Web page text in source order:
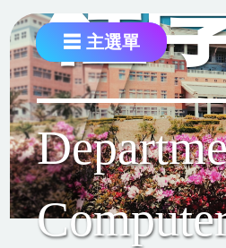
到
主
要
內
容
區
☰ 主選單
主選單
回首頁